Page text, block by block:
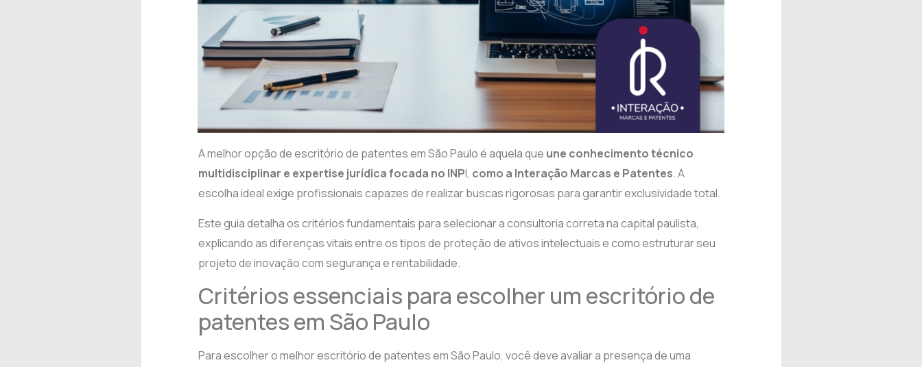
A melhor opção de escritório de patentes em São Paulo é aquela que une conhecimento técnico
multidisciplinar e expertise jurídica focada no INPI, como a Interação Marcas e Patentes. A
escolha ideal exige profissionais capazes de realizar buscas rigorosas para garantir exclusividade total.
Este guia detalha os critérios fundamentais para selecionar a consultoria correta na capital paulista,
explicando as diferenças vitais entre os tipos de proteção de ativos intelectuais e como estruturar seu
projeto de inovação com segurança e rentabilidade.
Critérios essenciais para escolher um escritório de
patentes em São Paulo
Para escolher o melhor escritório de patentes em São Paulo, você deve avaliar a presença de uma